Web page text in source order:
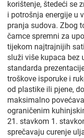
korištenje, štedeći se
i potrošnja energije u
pranja sudova. Zbog
čamce spremni za
tijekom najtrajnijih
služi više kupaca bez
standarda
troškove isporuke i
od plastike ili pjene,
maksimalno
ograničenim
21. stavkom 1.
sprečavaju curenje